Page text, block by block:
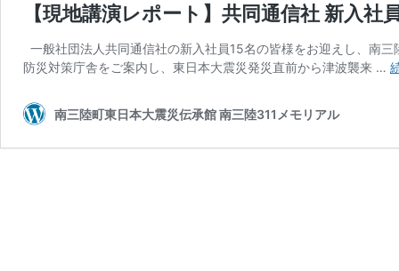
【現地講演レポート】共同通信社 新入
一般社団法人共同通信社の新入社員15名の皆様をお迎えし、南
防災対策庁舎をご案内し、東日本大震災発災直前から津波襲来 …
南三陸町東日本大震災伝承館 南三陸311メモリアル